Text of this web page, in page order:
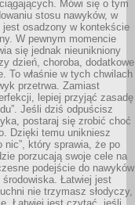
Mówi się o tym
stosu nawyków, w
osadzony w kontekście
W pewnym momencie
się jednak nieunikniony
dzień, choroba, dodatkowe
To właśnie w tych chwilach
przetrwa. Zamiast
lepiej przyjąć zasadę
Jeśli dziś odpuścisz
postaraj się zrobić choć
Dzięki temu unikniesz
nic”, który sprawia, że po
porzucają swoje cele na
podejście do nawyków
Łatwiej jest
nie trzymasz słodyczy,